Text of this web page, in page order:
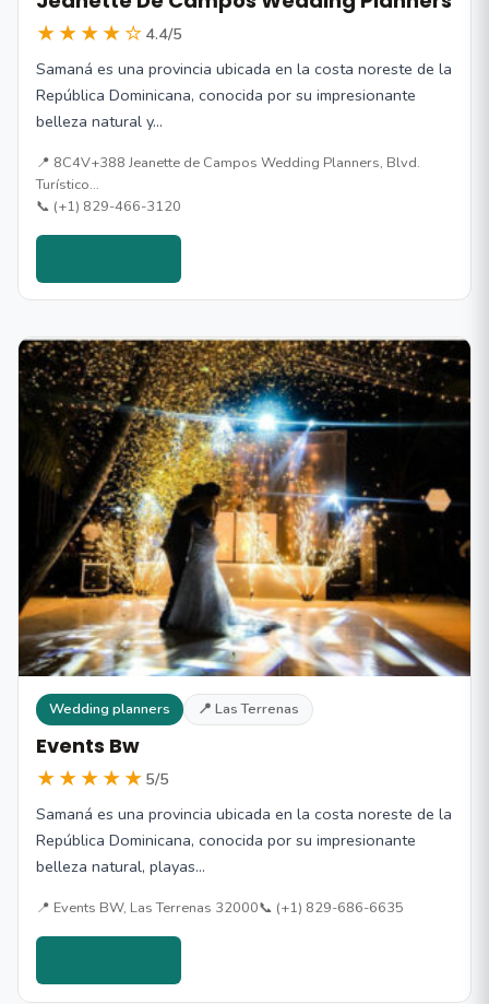
★★★★☆ 4.4/5
Samaná es una provincia ubicada en la costa noreste de la
República Dominicana, conocida por su impresionante
belleza natural y…
📍 8C4V+388 Jeanette de Campos Wedding Planners, Blvd.
Turístico…
📞 (+1) 829-466-3120
Wedding planners 📍 Las Terrenas
Events Bw
★★★★★ 5/5
Samaná es una provincia ubicada en la costa noreste de la
República Dominicana, conocida por su impresionante
belleza natural, playas…
📍 Events BW, Las Terrenas 32000📞 (+1) 829-686-6635